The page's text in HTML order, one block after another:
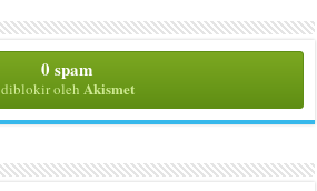
0 spam
diblokir oleh Akismet